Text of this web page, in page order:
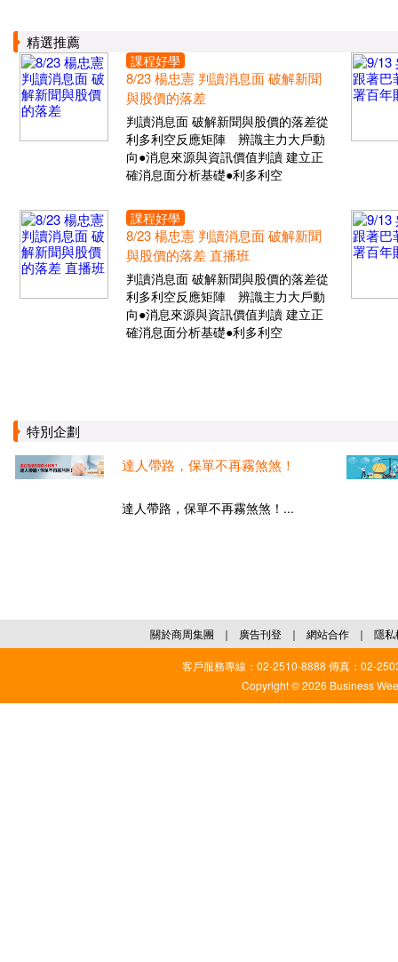
精選推薦
課程好學
8/23 楊忠憲 判讀消息面 破解新聞
與股價的落差
判讀消息面 破解新聞與股價的落差從
利多利空反應矩陣 辨識主力大戶動
向●消息來源與資訊價值判讀 建立正
確消息面分析基礎●利多利空
課程好學
8/23 楊忠憲 判讀消息面 破解新聞
與股價的落差 直播班
判讀消息面 破解新聞與股價的落差從
利多利空反應矩陣 辨識主力大戶動
向●消息來源與資訊價值判讀 建立正
確消息面分析基礎●利多利空
特別企劃
達人帶路，保單不再霧煞煞！
達人帶路，保單不再霧煞煞！...
關於商周集團 ｜ 廣告刊登 ｜ 網站合作 ｜ 隱私
客戶服務專線：02-2510-8888 傳真：02-
Copyright © 2026 Business